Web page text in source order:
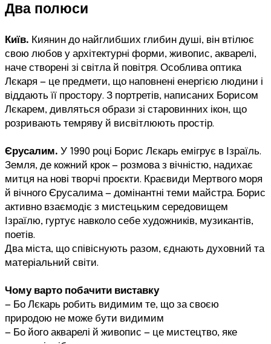
Два полюси
Київ. Киянин до найглибших глибин душі, він втілює
свою любов у архітектурні форми, живопис, акварелі,
наче створені зі світла й повітря. Особлива оптика
Лєкаря — це предмети, що наповнені енергією людини і
віддають її простору. З портретів, написаних Борисом
Лєкарем, дивляться образи зі старовинних ікон, що
розривають темряву й висвітлюють простір.
Єрусалим. У 1990 році Борис Лєкарь емігрує в Ізраїль.
Земля, де кожний крок — розмова з вічністю, надихає
митця на нові творчі проєкти. Краєвиди Мертвого моря
й вічного Єрусалима — домінантні теми майстра. Борис
активно взаємодіє з мистецьким середовищем
Ізраїлю, гуртує навколо себе художників, музикантів,
поетів.
Два міста, що співіснують разом, єднають духовний та
матеріальний світи.
Чому варто побачити виставку
— Бо Лєкарь робить видимим те, що за своєю
природою не може бути видимим
— Бо його акварелі й живопис — це мистецтво, яке